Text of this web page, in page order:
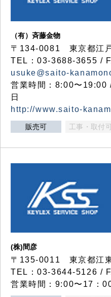
（有）斉藤金物
〒134-0081 東京都江
TEL：03-3688-3655 /
usuke@saito-
営業時間：8:00〜19:00
日
http://www.saito-
販売可 工事・取付
(株)間彦
〒135-0011 東京都江
TEL：03-3644-5126 /
営業時間：9:00〜17：